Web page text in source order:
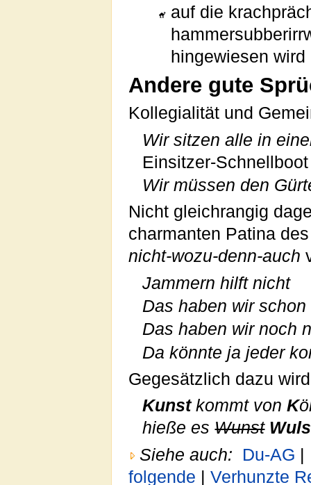
auf die
hingewiesen wird
Andere gute
Kollegialität und
Wir sitzen alle in
Einsitzer-
Wir müssen den
Nicht gleichrangig
charmanten Patina
nicht-wozu-denn-auch
Jammern hilft nicht
Das haben wir
Das haben wir noch
Da könnte ja jeder
Gegesätzlich dazu
Kunstkommt vonK
hieße esWunst
Siehe auch:
Du-AG |
folgende | Verhunzte